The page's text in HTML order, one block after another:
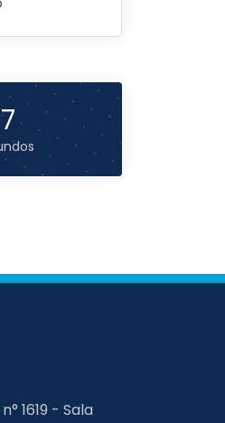
1619 - Sala